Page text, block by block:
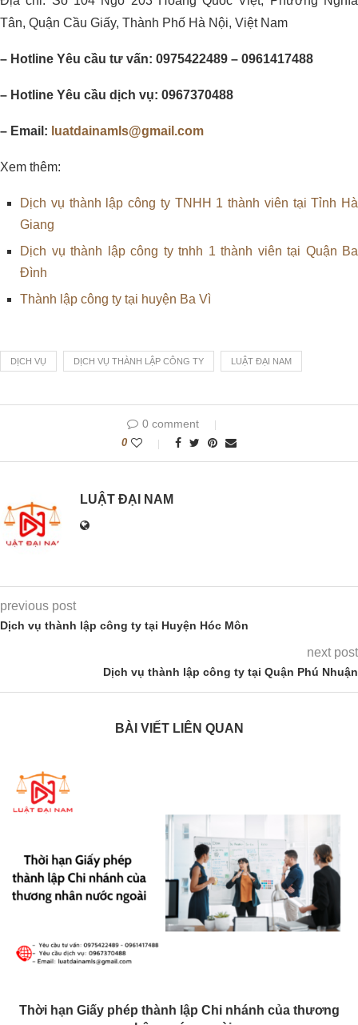
Tân, Quận Cầu Giấy, Thành Phố Hà Nội, Việt Nam
– Hotline Yêu cầu tư vấn: 0975422489 – 0961417488
– Hotline Yêu cầu dịch vụ: 0967370488
– Email: luatdainamls@gmail.com
Xem thêm:
Dịch vụ thành lập công ty TNHH 1 thành viên tại Tỉnh Hà
Giang
Dịch vụ thành lập công ty tnhh 1 thành viên tại Quận Ba
Đình
Thành lập công ty tại huyện Ba Vì
DỊCH VỤ DỊCH VỤ THÀNH LẬP CÔNG TY LUẬT ĐẠI NAM
0 comment
0
LUẬT ĐẠI NAM
previous post
Dịch vụ thành lập công ty tại Huyện Hóc Môn
next post
Dịch vụ thành lập công ty tại Quận Phú Nhuận
BÀI VIẾT LIÊN QUAN
Thời hạn Giấy phép thành lập Chi nhánh của thương